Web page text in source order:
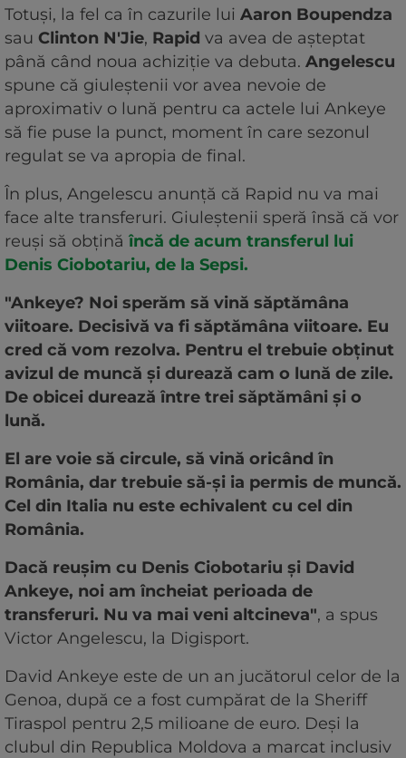
Totuși, la fel ca în cazurile lui Aaron Boupendza
sau Clinton N'Jie, Rapid va avea de așteptat
până când noua achiziție va debuta. Angelescu
spune că giuleștenii vor avea nevoie de
aproximativ o lună pentru ca actele lui Ankeye
să fie puse la punct, moment în care sezonul
regulat se va apropia de final.
În plus, Angelescu anunță că Rapid nu va mai
face alte transferuri. Giuleștenii speră însă că vor
reuși să obțină încă de acum transferul lui
Denis Ciobotariu, de la Sepsi.
"Ankeye? Noi sperăm să vină săptămâna
viitoare. Decisivă va fi săptămâna viitoare. Eu
cred că vom rezolva. Pentru el trebuie obținut
avizul de muncă și durează cam o lună de zile.
De obicei durează între trei săptămâni și o
lună.
El are voie să circule, să vină oricând în
România, dar trebuie să-și ia permis de muncă.
Cel din Italia nu este echivalent cu cel din
România.
Dacă reușim cu Denis Ciobotariu și David
Ankeye, noi am încheiat perioada de
transferuri. Nu va mai veni altcineva", a spus
Victor Angelescu, la Digisport.
David Ankeye este de un an jucătorul celor de la
Genoa, după ce a fost cumpărat de la Sheriff
Tiraspol pentru 2,5 milioane de euro. Deși la
clubul din Republica Moldova a marcat inclusiv